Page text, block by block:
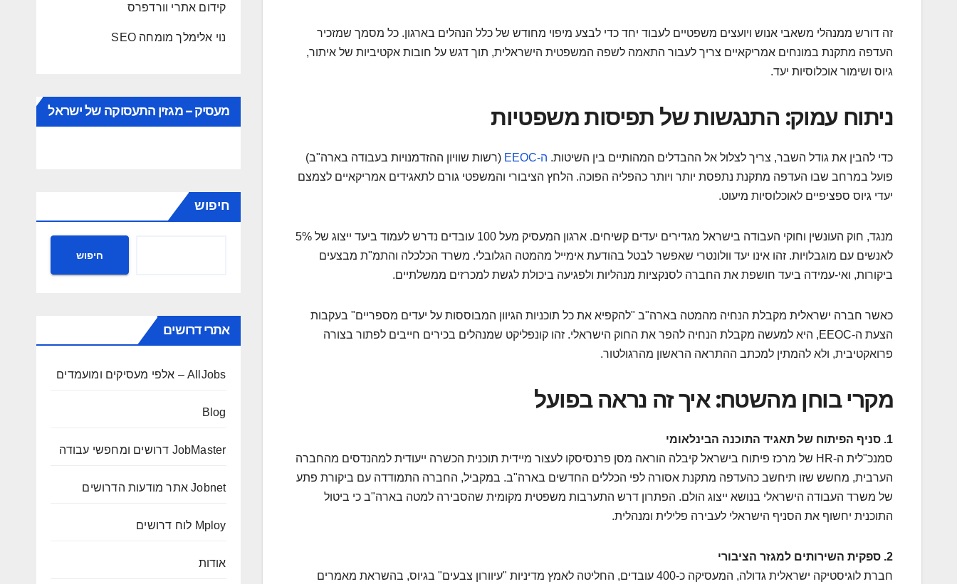
זה דורש ממנהלי משאבי אנוש ויועצים משפטיים לעבוד יחד כדי לבצע מיפוי מחודש של כלל הנהלים בארגון. כל מסמך שמזכיר
העדפה מתקנת במונחים אמריקאיים צריך לעבור התאמה לשפה המשפטית הישראלית, תוך דגש על חובות אקטיביות של איתור,
גיוס ושימור אוכלוסיות יעד.
ניתוח עמוק: התנגשות של תפיסות משפטיות
כדי להבין את גודל השבר, צריך לצלול אל ההבדלים המהותיים בין השיטות. ה-EEOC
(רשות שוויון ההזדמנויות בעבודה בארה"ב)
פועל במרחב שבו העדפה מתקנת נתפסת יותר ויותר כהפליה הפוכה. הלחץ הציבורי והמשפטי גורם לתאגידים אמריקאיים לצמצם
יעדי גיוס ספציפיים לאוכלוסיות מיעוט.
מנגד, חוק העונשין וחוקי העבודה בישראל מגדירים יעדים קשיחים. ארגון המעסיק מעל 100 עובדים נדרש לעמוד ביעד ייצוג של 5%
לאנשים עם מוגבלויות. זהו אינו יעד וולונטרי שאפשר לבטל בהודעת אימייל מהמטה הגלובלי. משרד הכלכלה והתמ"ת מבצעים
ביקורות, ואי-עמידה ביעד חושפת את החברה לסנקציות מנהליות ולפגיעה ביכולת לגשת למכרזים ממשלתיים.
כאשר חברה ישראלית מקבלת הנחיה מהמטה בארה"ב "להקפיא את כל תוכניות הגיוון המבוססות על יעדים מספריים" בעקבות
הצעת ה-EEOC, היא למעשה מקבלת הנחיה להפר את החוק הישראלי. זהו קונפליקט שמנהלים בכירים חייבים לפתור בצורה
פרואקטיבית, ולא להמתין למכתב ההתראה הראשון מהרגולטור.
מקרי בוחן מהשטח: איך זה נראה בפועל
1. סניף הפיתוח של תאגיד התוכנה הבינלאומי
סמנכ"לית ה-HR של מרכז פיתוח בישראל קיבלה הוראה מסן פרנסיסקו לעצור מיידית תוכנית הכשרה ייעודית למהנדסים מהחברה
הערבית, מחשש שזו תיחשב כהעדפה מתקנת אסורה לפי הכללים החדשים בארה"ב. במקביל, החברה התמודדה עם ביקורת פתע
של משרד העבודה הישראלי בנושא ייצוג הולם. הפתרון דרש התערבות משפטית מקומית שהסבירה למטה בארה"ב כי ביטול
התוכנית יחשוף את הסניף הישראלי לעבירה פלילית ומנהלית.
2. ספקית השירותים למגזר הציבורי
חברת לוגיסטיקה ישראלית גדולה, המעסיקה כ-400 עובדים, החליטה לאמץ מדיניות "עיוורון צבעים" בגיוס, בהשראת מאמרים
קידום אתרי וורדפרס
נוי אלימלך מומחה SEO
מעסיק – מגזין התעסוקה של ישראל
חיפוש
חיפוש
אתרי דרושים
AllJobs – אלפי מעסיקים ומועמדים
Blog
JobMaster דרושים ומחפשי עבודה
Jobnet אתר מודעות הדרושים
Mploy לוח דרושים
אודות